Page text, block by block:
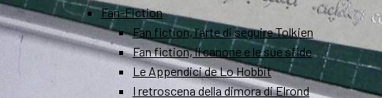
Fan-Fiction
Fan fiction, l’arte di seguire Tolkien
Fan fiction, il canone e le sue sfide
Le Appendici de Lo Hobbit
I retroscena della dimora di Elrond